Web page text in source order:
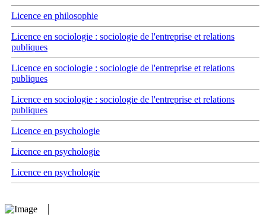
Licence en philosophie
Licence en sociologie : sociologie de l'entreprise et relations
publiques
Licence en sociologie : sociologie de l'entreprise et relations
publiques
Licence en sociologie : sociologie de l'entreprise et relations
publiques
Licence en psychologie
Licence en psychologie
Licence en psychologie